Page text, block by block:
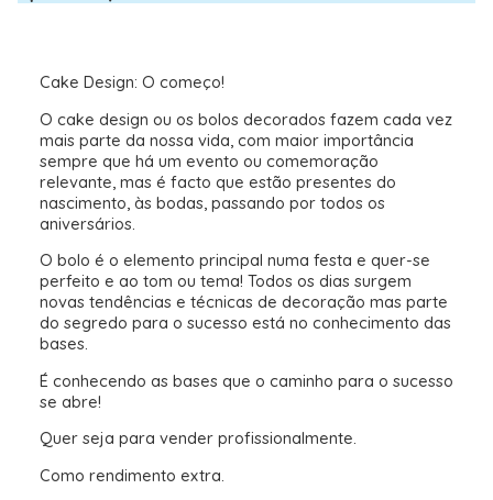
Cake Design: O começo!
O cake design ou os bolos decorados fazem cada vez
mais parte da nossa vida, com maior importância
sempre que há um evento ou comemoração
relevante, mas é facto que estão presentes do
nascimento, às bodas, passando por todos os
aniversários.
O bolo é o elemento principal numa festa e quer-se
perfeito e ao tom ou tema! Todos os dias surgem
novas tendências e técnicas de decoração mas parte
do segredo para o sucesso está no conhecimento das
bases.
É conhecendo as bases que o caminho para o sucesso
se abre!
Quer seja para vender profissionalmente.
Como rendimento extra.